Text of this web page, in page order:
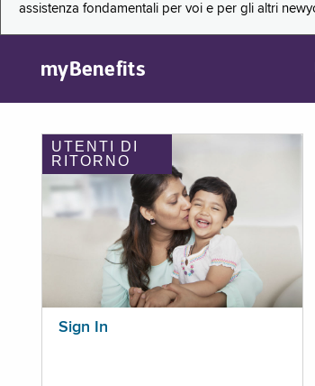
assistenza fondamentali per voi e per gli altri
myBenefits
UTENTI DI
RITORNO
Sign In